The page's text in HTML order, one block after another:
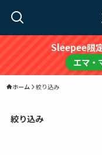
Sleepee限
エマ・
ホーム 絞り込み
絞り込み